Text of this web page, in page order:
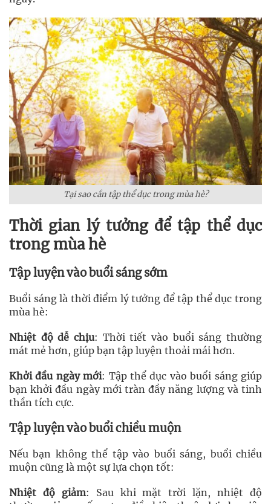
Tại sao cần tập thể dục trong mùa hè?
Thời gian lý tưởng để tập thể dục
trong mùa hè
Tập luyện vào buổi sáng sớm
Buổi sáng là thời điểm lý tưởng để tập thể dục trong
mùa hè:
Nhiệt độ dễ chịu: Thời tiết vào buổi sáng thường
mát mẻ hơn, giúp bạn tập luyện thoải mái hơn.
Khởi đầu ngày mới: Tập thể dục vào buổi sáng giúp
bạn khởi đầu ngày mới tràn đầy năng lượng và tinh
thần tích cực.
Tập luyện vào buổi chiều muộn
Nếu bạn không thể tập vào buổi sáng, buổi chiều
muộn cũng là một sự lựa chọn tốt:
Nhiệt độ giảm: Sau khi mặt trời lặn, nhiệt độ